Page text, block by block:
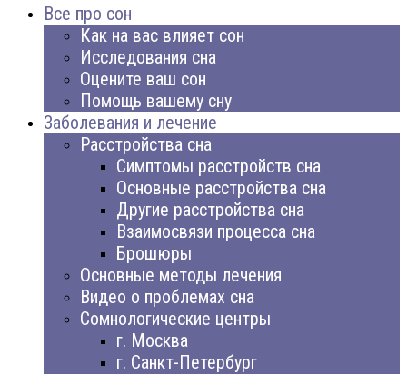
Все про сон
Как на вас влияет сон
Исследования сна
Оцените ваш сон
Помощь вашему сну
Заболевания и лечение
Расстройства сна
Симптомы расстройств сна
Основные расстройства сна
Другие расстройства сна
Взаимосвязи процесса сна
Брошюры
Основные методы лечения
Видео о проблемах сна
Сомнологические центры
г. Москва
г. Санкт-Петербург